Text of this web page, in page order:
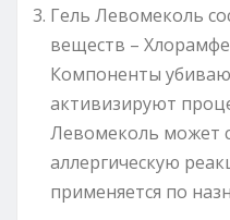
Гель Левомеколь
веществ –
Компоненты
активизируют
Левомеколь может
аллергическую
применяется по